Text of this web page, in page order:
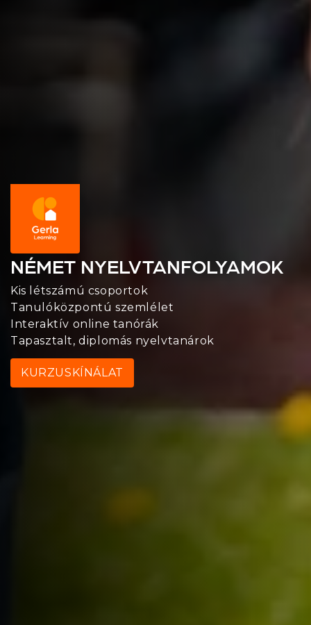
NÉMET NYELVTANFOLYAMOK
Kis létszámú csoportok
Tanulóközpontú szemlélet
Interaktív online tanórák
Tapasztalt, diplomás nyelvtanárok
KURZUSKÍNÁLAT